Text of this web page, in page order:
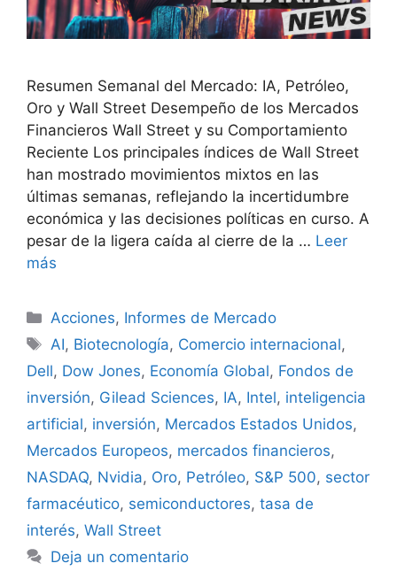
Resumen Semanal del Mercado: IA, Petróleo,
Oro y Wall Street Desempeño de los Mercados
Financieros Wall Street y su Comportamiento
Reciente Los principales índices de Wall Street
han mostrado movimientos mixtos en las
últimas semanas, reflejando la incertidumbre
económica y las decisiones políticas en curso. A
pesar de la ligera caída al cierre de la … Leer
más
Categorías
Acciones, Informes de Mercado
Etiquetas
AI, Biotecnología, Comercio internacional,
Dell, Dow Jones, Economía Global, Fondos de
inversión, Gilead Sciences, IA, Intel, inteligencia
artificial, inversión, Mercados Estados Unidos,
Mercados Europeos, mercados financieros,
NASDAQ, Nvidia, Oro, Petróleo, S&P 500, sector
farmacéutico, semiconductores, tasa de
interés, Wall Street
Deja un comentario